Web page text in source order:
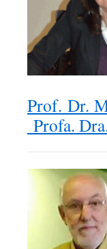
Prof. Dr.
Profa.